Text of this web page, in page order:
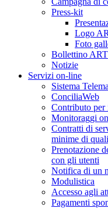
Press-kit
Logo
Foto
Bollettino ART
Notizie
Servizi on-line
Sistema
ConciliaWeb
Contributo
Monitoraggi
Contratti di
minime di
Prenotazione
con gli utenti
Notifica di un
Modulistica
Accesso agli
Pagamenti